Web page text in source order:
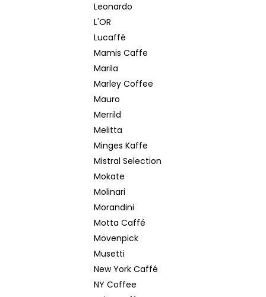
Leonardo
L'OR
Lucaffé
Mamis Caffe
Marila
Marley Coffee
Mauro
Merrild
Melitta
Minges Kaffe
Mistral Selection
Mokate
Molinari
Morandini
Motta Caffé
Mövenpick
Musetti
New York Caffé
NY Coffee